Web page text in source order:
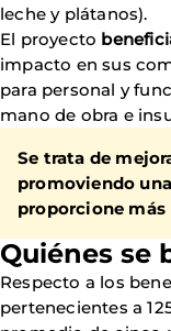
leche y plátanos).
El proyecto
impacto en sus
para personal y
mano de obra e
Se trata de
promoviendo
proporcione
Quiénes se
Respecto a los
pertenecientes a